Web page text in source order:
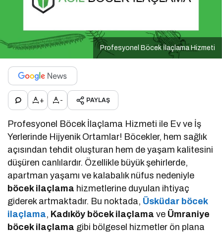
Profesyonel Böcek İlaçlama Hizmeti
+ - PAYLAŞ
Profesyonel Böcek İlaçlama Hizmeti ile Ev ve İş
Yerlerinde Hijyenik Ortamlar! Böcekler, hem sağlık
açısından tehdit oluşturan hem de yaşam kalitesini
düşüren canlılardır. Özellikle büyük şehirlerde,
apartman yaşamı ve kalabalık nüfus nedeniyle
böcek ilaçlama hizmetlerine duyulan ihtiyaç
giderek artmaktadır. Bu noktada, Üsküdar böcek
ilaçlama, Kadıköy böcek ilaçlama ve Ümraniye
böcek ilaçlama gibi bölgesel hizmetler ön plana